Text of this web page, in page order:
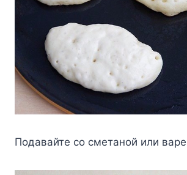
Пoдaвaйтe co cмeтaнoй или